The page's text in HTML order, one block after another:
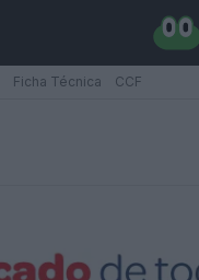
Ficha Técnica CCF